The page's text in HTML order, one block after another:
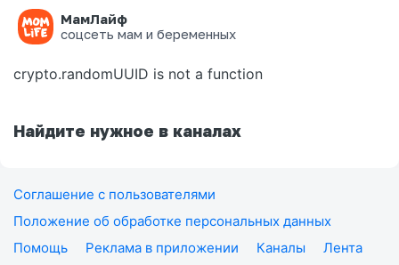
МамЛайф
соцсеть мам и беременных
Ошибка на странице
crypto.randomUUID is not a function
Найдите нужное в каналах
Соглашение с пользователями
Положение об обработке персональных данных
Помощь
Реклама в приложении Каналы
Лента